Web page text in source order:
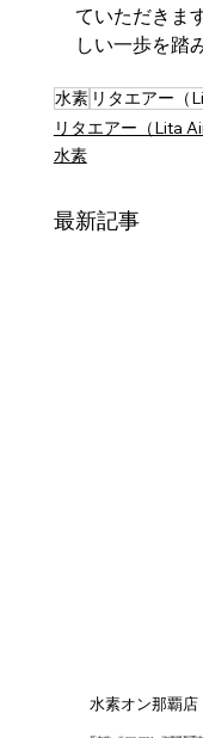
水素オン那覇店
ていただきま
しい一歩を踏
水素 リタエアー（
リタエアー（Lita Air
水素
最新記事